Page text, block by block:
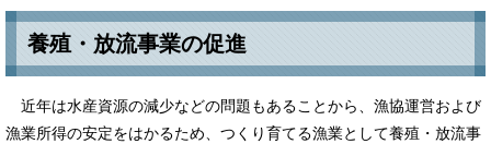
養殖・放流事業の促進
近年は水産資源の減少などの問題もあることから、漁協運営および
漁業所得の安定をはかるため、つくり育てる漁業として養殖・放流事